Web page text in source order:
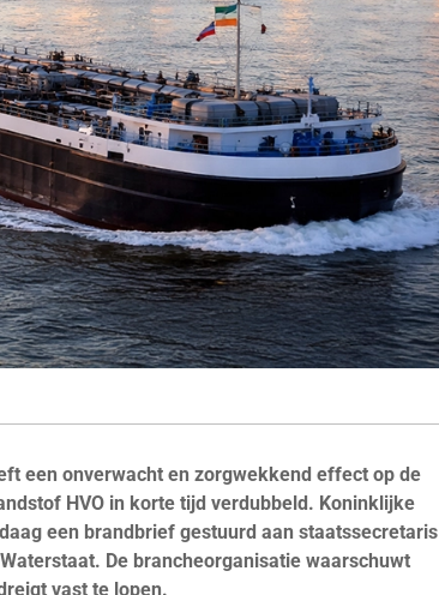
een onverwacht en zorgwekkend effect op de
HVO in korte tijd verdubbeld. Koninklijke
een brandbrief gestuurd aan staatssecretaris
De brancheorganisatie waarschuwt
vast te lopen.